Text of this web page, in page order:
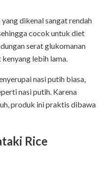
dikenal sangat rendah
cocok untuk diet
serat glukomanan
lebih lama.
nasi putih biasa,
nasi putih. Karena
produk ini praktis dibawa
Rice